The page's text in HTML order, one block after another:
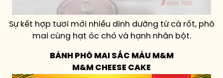
Sự kết hợp tươi mới nhiều dinh dưỡng từ cà rốt, phô
mai cùng hạt óc chó và hạnh nhân bột.
BÁNH PHÔ MAI SẮC MÀU M&M
M&M CHEESE CAKE